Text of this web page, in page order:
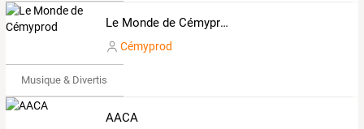
Le Monde de Cémyprod
Cémyprod
Musique & Divertissements
AACA